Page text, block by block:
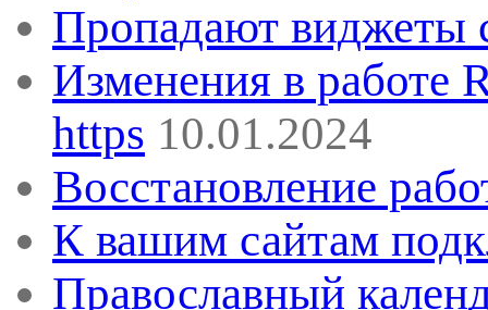
Пропадают виджеты
Изменения в работе
https 10.01.2024
Восстановление
К вашим сайтам
Православный